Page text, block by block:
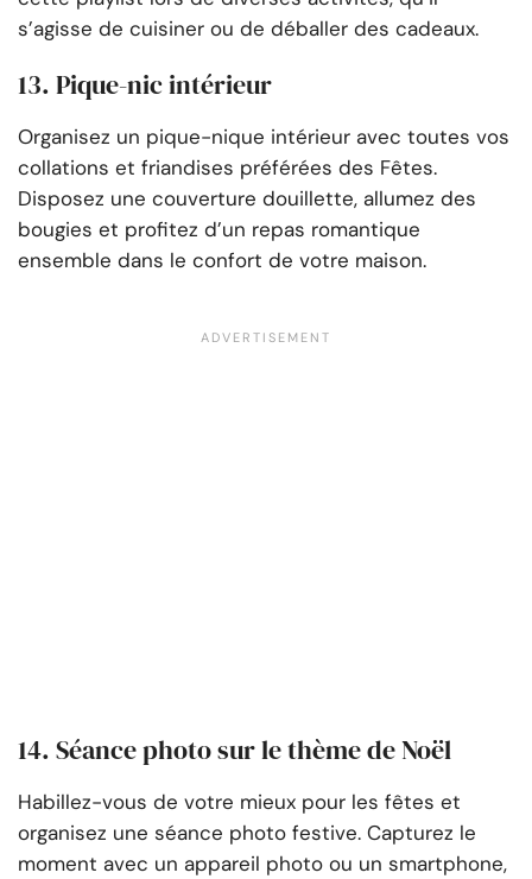
s’agisse de cuisiner ou de déballer des cadeaux.
13. Pique-nic intérieur
Organisez un pique-nique intérieur avec toutes vos
collations et friandises préférées des Fêtes.
Disposez une couverture douillette, allumez des
bougies et profitez d’un repas romantique
ensemble dans le confort de votre maison.
14. Séance photo sur le thème de Noël
Habillez-vous de votre mieux pour les fêtes et
organisez une séance photo festive. Capturez le
moment avec un appareil photo ou un smartphone,